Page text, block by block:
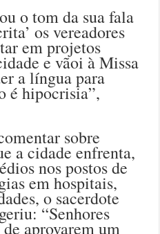
o tom da sua fala
os vereadores
em projetos
e vãoi à Missa
a língua para
é hipocrisia”,
sobre
a cidade enfrenta,
nos postos de
em hospitais,
o sacerdote
“Senhores
aprovarem um